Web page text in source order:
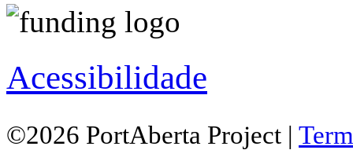
Acessibilidade
©2026 PortAberta Project |